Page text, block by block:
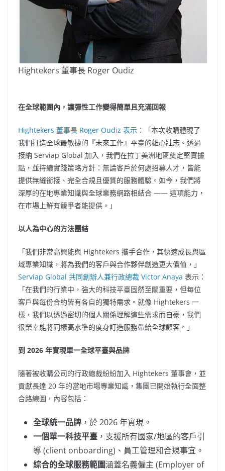
Hightekers 董事長 Roger Oudiz
在全球範圍內，讓彈性工作變得簡單且充滿回報
Hightekers 董事長 Roger Oudiz 表示 ：「本次收購體現了
我們打造全球最敏捷的『未來工作』平臺的雄心壯志。透過
接納 Serviap Global 加入，我們在拉丁美洲地區奠定堅實據
點，並持續實踐策略方針：無論客戶於何處招募人才，皆能
提供無縫銜接、完全合規且優質的服務體驗。如今，我們將
深厚的在地專業知識與全球業務網路相結合 —— 這項能力，
在市場上鮮有競爭者能提供。」
以人為中心的方法團結
「我們非常高興能與 Hightekers 攜手合作，其快速成長與區
域專業知識，將為我們的客戶與合作夥伴創造更大價值，」
Serviap Global 共同創辦人兼行政總裁 Victor Anaya 表示：
「在我們的行業中，強大的科技平臺固然至關重要，但每位
客戶與每份合約皆有各自的獨特需求。就像 Hightekers 一
樣，我們以透過密切的個人關係理解這些需求而自豪，我們
很榮幸能將同樣高水準的度身訂造服務帶給全球顧客。」
到 2026 年實現單一全球平臺與品牌
隨著被收購公司的行政總裁紛紛加入 Hightekers 董事會，並
貢獻長達 20 年的當地市場專業知識，集團已開始執行全面整
合路線圖，內容包括：
全球統一品牌 ，於 2026 年實現。
一個單一科技平臺 ，支援所有國家/地區的客戶引
導 (client onboarding)、員工管理和合規事宜。
綜合的全球服務範圍涵蓋名義僱主 (Employer of